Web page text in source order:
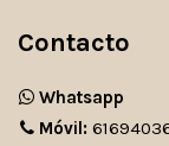
Contacto
Whatsapp
Móvil: